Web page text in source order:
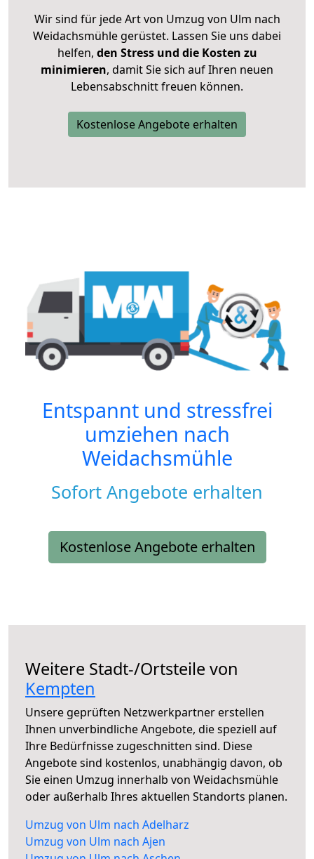
Wir sind für jede Art von Umzug von Ulm nach
Weidachsmühle gerüstet. Lassen Sie uns dabei
helfen, den Stress und die Kosten zu
minimieren, damit Sie sich auf Ihren neuen
Lebensabschnitt freuen können.
Kostenlose Angebote erhalten
Entspannt und stressfrei
umziehen nach
Weidachsmühle
Sofort Angebote erhalten
Kostenlose Angebote erhalten
Weitere Stadt-/Ortsteile von
Kempten
Unsere geprüften Netzwerkpartner erstellen
Ihnen unverbindliche Angebote, die speziell auf
Ihre Bedürfnisse zugeschnitten sind. Diese
Angebote sind kostenlos, unabhängig davon, ob
Sie einen Umzug innerhalb von Weidachsmühle
oder außerhalb Ihres aktuellen Standorts planen.
Umzug von Ulm nach Adelharz
Umzug von Ulm nach Ajen